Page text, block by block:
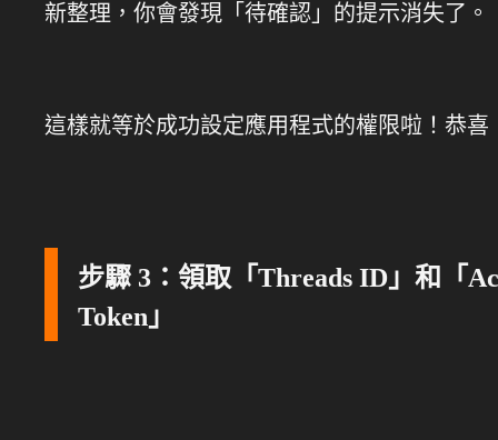
新整理，你會發現「待確認」的提示消失了。
這樣就等於成功設定應用程式的權限啦！恭喜
步驟 3：領取「Threads ID」和「
Token」